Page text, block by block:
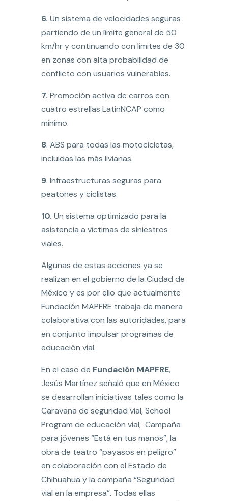
6. Un sistema de velocidades seguras
partiendo de un límite general de 50
km/hr y continuando con límites de 30
en zonas con alta probabilidad de
conflicto con usuarios vulnerables.
7. Promoción activa de carros con
cuatro estrellas LatinNCAP como
mínimo.
8. ABS para todas las motocicletas,
incluidas las más livianas.
9. Infraestructuras seguras para
peatones y ciclistas.
10. Un sistema optimizado para la
asistencia a víctimas de siniestros
viales.
Algunas de estas acciones ya se
realizan en el gobierno de la Ciudad de
México y es por ello que actualmente
Fundación MAPFRE trabaja de manera
colaborativa con las autoridades, para
en conjunto impulsar programas de
educación vial.
En el caso de Fundación MAPFRE,
Jesús Martínez señaló que en México
se desarrollan iniciativas tales como la
Caravana de seguridad vial, School
Program de educación vial, Campaña
para jóvenes “Está en tus manos”, la
obra de teatro “payasos en peligro”
en colaboración con el Estado de
Chihuahua y la campaña “Seguridad
vial en la empresa”. Todas ellas